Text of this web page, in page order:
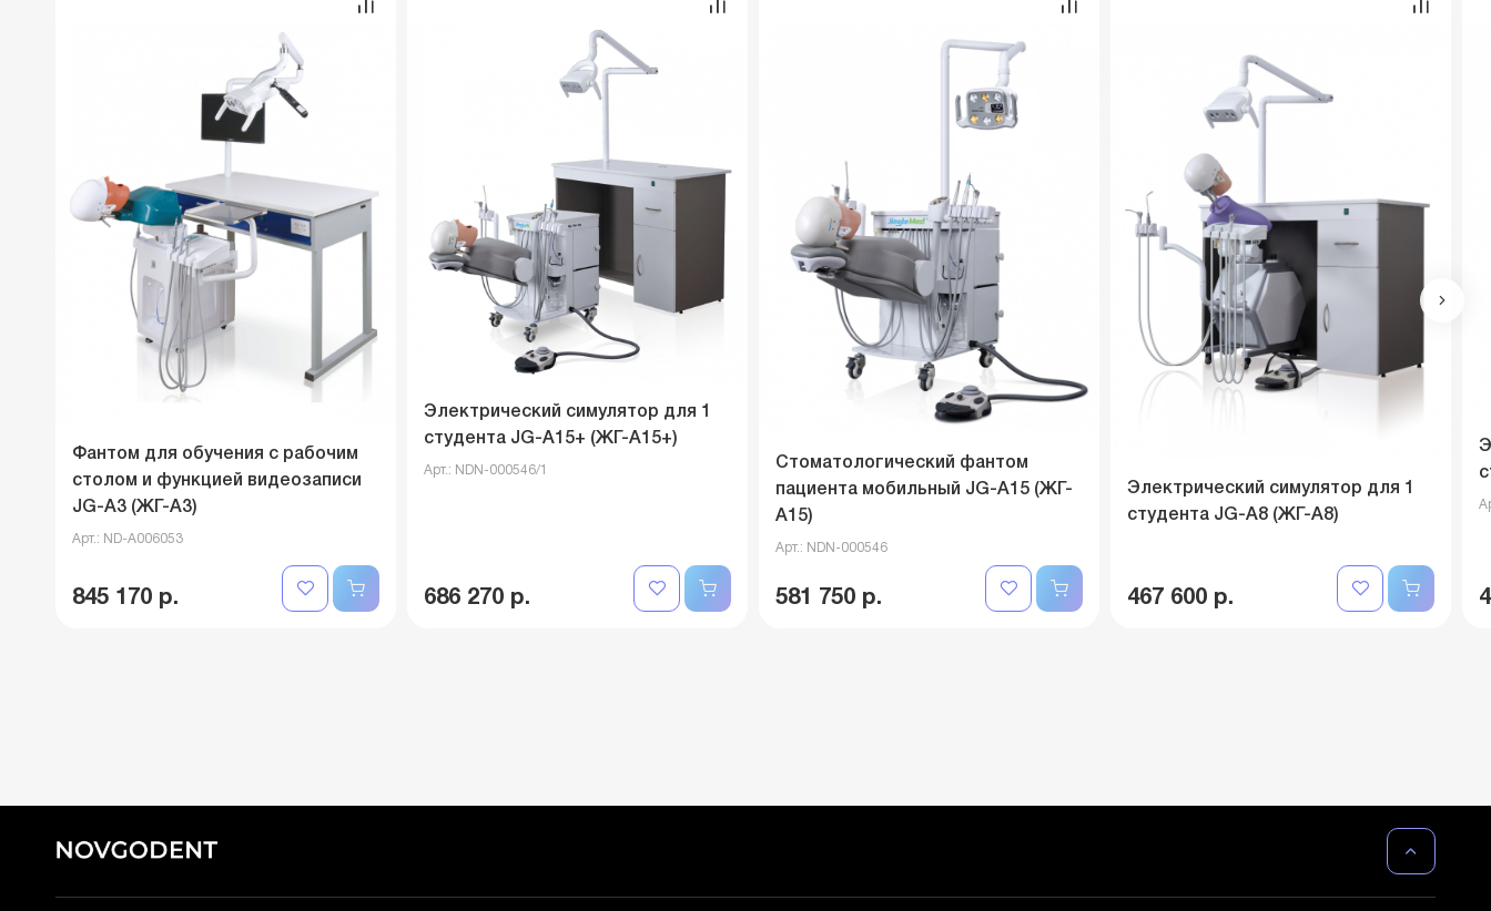
Фантом для обучения с рабочим
столом и функцией видеозаписи
JG-A3 (ЖГ-А3)
Арт.: ND-A006053
845 170 р.
Электрический симулятор для 1
студента JG-A15+ (ЖГ-А15+)
Арт.: NDN-000546/1
686 270 р.
Стоматологический фантом
пациента мобильный JG-A15 (ЖГ-
А15)
Арт.: NDN-000546
581 750 р.
Электрический симулятор для 1
студента JG-A8 (ЖГ-А8)
467 600 р.